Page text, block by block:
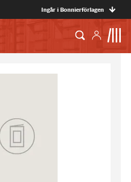
Ingår i Bonnierförlagen